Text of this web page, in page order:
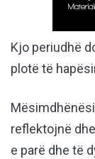
Kjo periudhë
plotë të
reflektojnë
e parë dhe të